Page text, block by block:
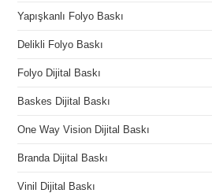
Yapışkanlı Folyo Baskı
Delikli Folyo Baskı
Folyo Dijital Baskı
Baskes Dijital Baskı
One Way Vision Dijital Baskı
Branda Dijital Baskı
Vinil Dijital Baskı